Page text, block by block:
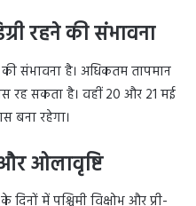
रहने की संभावना
संभावना है। अधिकतम तापमान
रह सकता है। वहीं 20 और 21 मई
बना रहेगा।
ओलावृष्टि
में पश्चिमी विक्षोभ और प्री-